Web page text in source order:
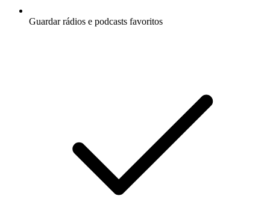
Guardar rádios e podcasts favoritos